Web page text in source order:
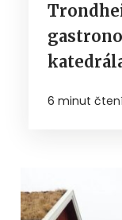
6 minut